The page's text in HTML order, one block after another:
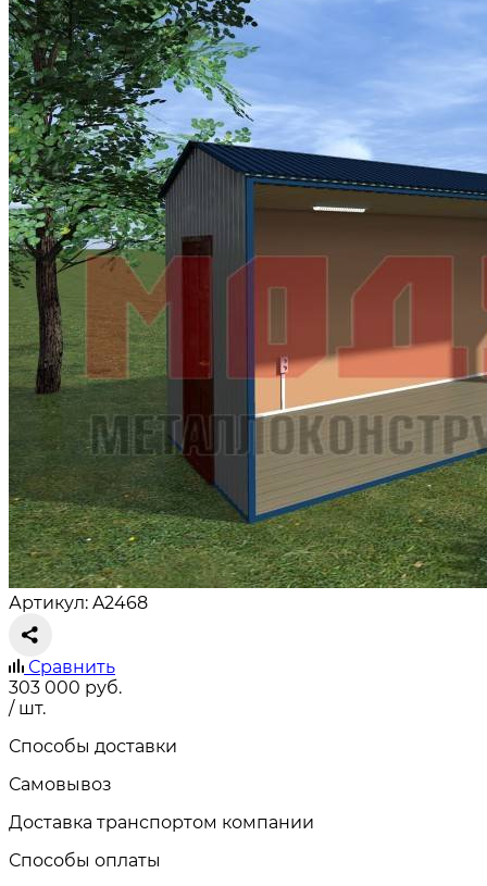
Артикул: A2468
Сравнить
303 000 руб.
/ шт.
Способы доставки
Самовывоз
Доставка транспортом компании
Способы оплаты